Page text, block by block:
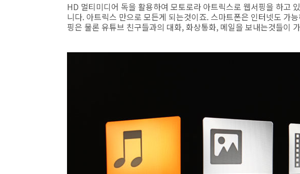
HD 멀티미디어 독을 활용하여 모토로라 아트릭스로 웹서핑을 하고
니다. 아트릭스 만으로 모든게 되는것이죠. 스마트폰은 인터넷도 가
핑은 물론 유튜브 친구들과의 대화, 화상통화, 메일을 보내는것들이